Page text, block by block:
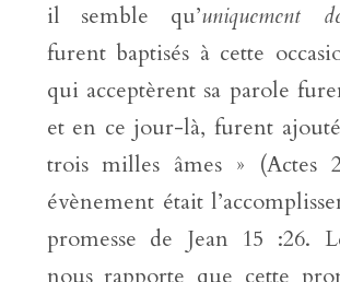
il semble qu’uniquement
furent baptisés à cette
qui acceptèrent sa parole
et en ce jour-là, furent
trois milles âmes » (Actes
évènement était
promesse de Jean 15 :26.